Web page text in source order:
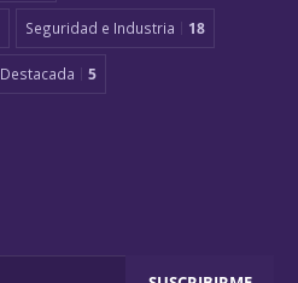
Seguridad e Industria 18
Destacada 5